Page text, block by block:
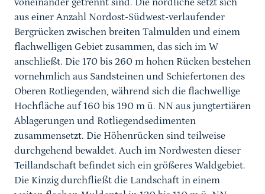
voneinander getrennt sind. Die nördliche setzt sich
aus einer Anzahl Nordost-Südwest-verlaufender
Bergrücken zwischen breiten Talmulden und einem
flachwelligen Gebiet zusammen, das sich im W
anschließt. Die 170 bis 260 m hohen Rücken bestehen
vornehmlich aus Sandsteinen und Schiefertonen des
Oberen Rotliegenden, während sich die flachwellige
Hochfläche auf 160 bis 190 m ü. NN aus jungtertiären
Ablagerungen und Rotliegendsedimenten
zusammensetzt. Die Höhenrücken sind teilweise
durchgehend bewaldet. Auch im Nordwesten dieser
Teillandschaft befindet sich ein größeres Waldgebiet.
Die Kinzig durchfließt die Landschaft in einem